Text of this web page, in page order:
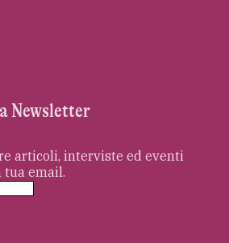
Newsletter
articoli, interviste ed eventi
email.